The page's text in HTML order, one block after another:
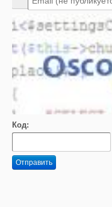
Код:
Отправить